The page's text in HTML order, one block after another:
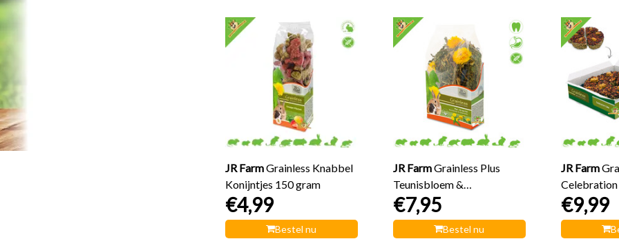
JR FarmGrainless Knabbel
Konijntjes 150 gram
€4,99
Bestel nu
JR FarmGrainless Plus
Teunisbloem &
Paardenbloem Vacht
€7,95
Bestel nu
JR Farm
Celebration
€9,99